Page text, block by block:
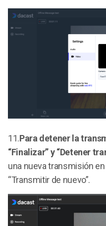
11.Para detener la
“Finalizar” y “Detener
una nueva transmisión
“Transmitir de nuevo”.